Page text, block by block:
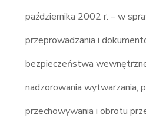
października 2002 r. – w
przeprowadzania i
bezpieczeństwa
nadzorowania wytwarzania,
przechowywania i obrotu